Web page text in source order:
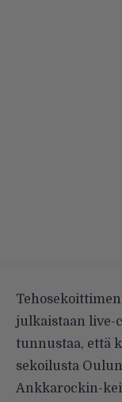
julkaistaan live-
tunnustaa, että
sekoilusta
Ankkarockin-